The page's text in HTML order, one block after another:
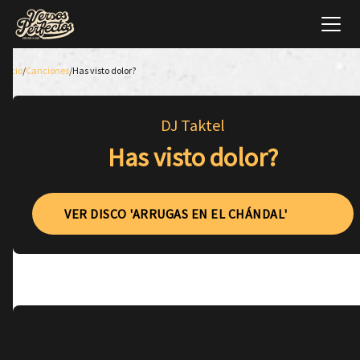
Inicio/Canciones/Has visto dolor?
DJ Taktel
Has visto dolor?
VER DISCO 'ARRUGAS EN EL CHÁNDAL'